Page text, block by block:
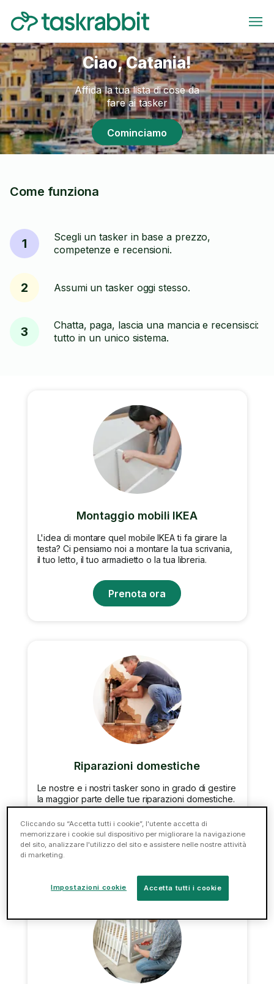
Ciao, Catania!
Affida la tua lista di cose da
fare ai tasker
Cominciamo
Come funziona
1
Scegli un tasker in base a prezzo,
competenze e recensioni.
2 Assumi un tasker oggi stesso.
3
Chatta, paga, lascia una mancia e recensisci:
tutto in un unico sistema.
Montaggio mobili IKEA
L'idea di montare quel mobile IKEA ti fa girare la
testa? Ci pensiamo noi a montare la tua scrivania,
il tuo letto, il tuo armadietto o la tua libreria.
Prenota ora
Riparazioni domestiche
Le nostre e i nostri tasker sono in grado di gestire
la maggior parte delle tue riparazioni domestiche.
Prenota ora
Cliccando su “Accetta tutti i cookie”, l'utente accetta di
memorizzare i cookie sul dispositivo per migliorare la navigazione
del sito, analizzare l'utilizzo del sito e assistere nelle nostre attività
di marketing.
Accetta tutti i cookie
Impostazioni cookie